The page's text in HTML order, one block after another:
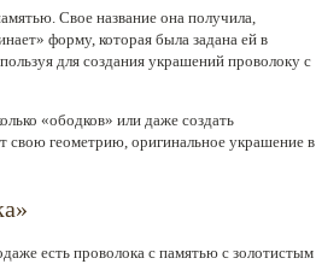
Свое название она получила,
форму, которая была задана ей в
для создания украшений проволоку с
«ободков» или даже создать
свою геометрию, оригинальное украшение в
есть проволока с памятью с золотистым